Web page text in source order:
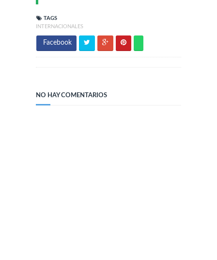
TAGS
INTERNACIONALES
Facebook
NO HAY COMENTARIOS